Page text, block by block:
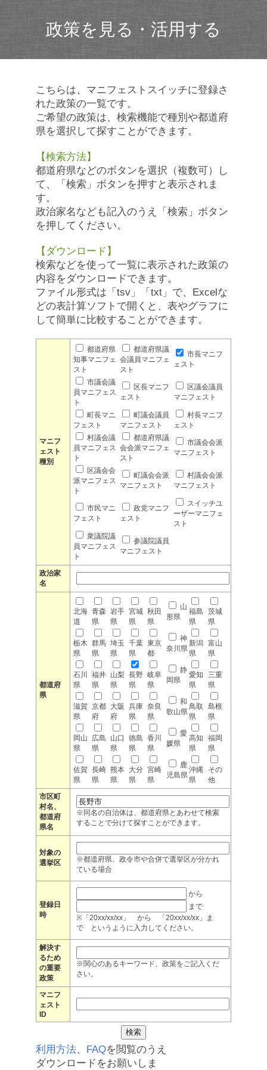
政策を見る・活用する
こちらは、マニフェストスイッチに登録さ
れた政策の一覧です。
ご希望の政策は、検索機能で種別や都道府
県を選択して探すことができます。
【検索方法】
都道府県などのボタンを選択（複数可）し
て、「検索」ボタンを押すと表示されま
す。
政治家名なども記入のうえ「検索」ボタン
を押してください。
【ダウンロード】
検索などを使って一覧に表示された政策の
内容をダウンロードできます。
ファイル形式は「tsv」「txt」で、Excelな
どの表計算ソフトで開くと、表やグラフに
して簡単に比較することができます。
マニフ
ェスト
種別
都道府県
知事マニフェ
スト
都道府県議
会議員マニフェ
スト
市長マニフ
ェスト
市議会議
員マニフェス
ト
区長マニフ
ェスト
区議会議員
マニフェスト
町長マニ
フェスト
町議会議員
マニフェスト
村長マニフ
ェスト
村議会議
員マニフェス
ト
都道府県議
会会派マニフェ
スト
市議会会派
マニフェスト
区議会会
派マニフェス
ト
町議会会派
マニフェスト
村議会会派
マニフェスト
市民マニ
フェスト
政党マニフ
ェスト
スイッチユ
ーザーマニフェ
スト
衆議院議
員マニフェス
ト
参議院議員
マニフェスト
政治家
名
都道府
県
北海
道
青森
県
岩手
県
宮城
県
秋田
県
山
形県
福島
県
茨城
県
栃木
県
群馬
県
埼玉
県
千葉
県
東京
都
神
奈川県
新潟
県
富山
県
石川
県
福井
県
山梨
県
長野
県
岐阜
県
静
岡県
愛知
県
三重
県
滋賀
県
京都
府
大阪
府
兵庫
県
奈良
県
和
歌山県
鳥取
県
島根
県
岡山
県
広島
県
山口
県
徳島
県
香川
県
愛
媛県
高知
県
福岡
県
佐賀
県
長崎
県
熊本
県
大分
県
宮崎
県
鹿
児島県
沖縄
県
その
他
市区町
村名、
都道府
県名
※同名の自治体は、都道府県とあわせて検索
することで分けて探すことができます。
対象の
選挙区
※都道府県、政令市や合併で選挙区が分かれ
ている場合
登録日
時
から
まで
※「20xx/xx/xx」 から 「20xx/xx/xx」ま
で というように入力してください。
解決す
るため
の重要
政策
※関心のあるキーワード、政策をご記入くだ
さい。
マニフ
ェスト
ID
利用方法、 FAQを閲覧のうえ
ダウンロードをお願いしま